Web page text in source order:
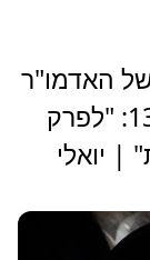
האדמו"ר
מגור שנחשף בחדשות 13: "לפרק
| יואלי